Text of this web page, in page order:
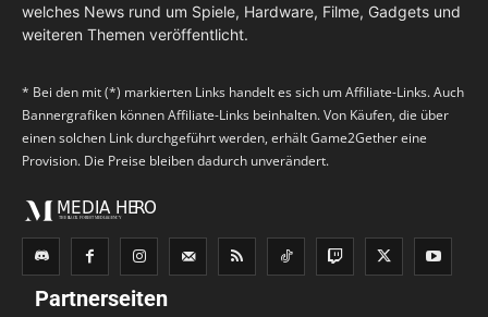
welches News rund um Spiele, Hardware, Filme, Gadgets und
weiteren Themen veröffentlicht.
* Bei den mit (*) markierten Links handelt es sich um Affiliate-Links. Auch
Bannergrafiken können Affiliate-Links beinhalten. Von Käufen, die über
einen solchen Link durchgeführt werden, erhält Game2Gether eine
Provision. Die Preise bleiben dadurch unverändert.
Partnerseiten